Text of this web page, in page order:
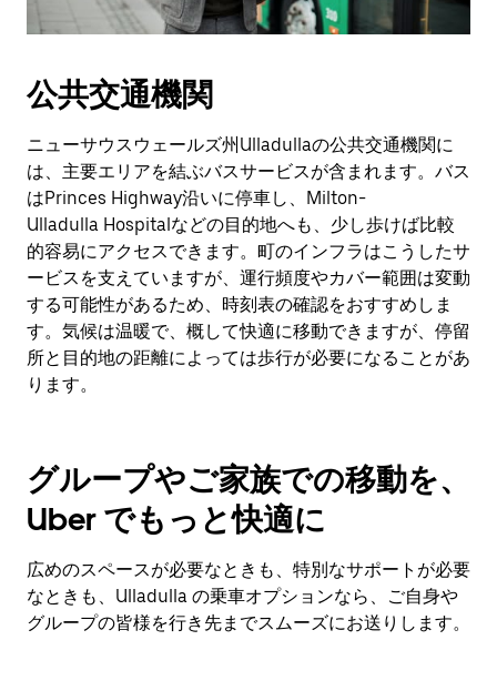
公共交通機関
ニューサウスウェールズ州Ulladullaの公共交通機関に
は、主要エリアを結ぶバスサービスが含まれます。バス
はPrinces Highway沿いに停車し、Milton-
Ulladulla Hospitalなどの目的地へも、少し歩けば比較
的容易にアクセスできます。町のインフラはこうしたサ
ービスを支えていますが、運行頻度やカバー範囲は変動
する可能性があるため、時刻表の確認をおすすめしま
す。気候は温暖で、概して快適に移動できますが、停留
所と目的地の距離によっては歩行が必要になることがあ
ります。
グループやご家族での移動を、
Uber でもっと快適に
広めのスペースが必要なときも、特別なサポートが必要
なときも、Ulladulla の乗車オプションなら、ご自身や
グループの皆様を行き先までスムーズにお送りします。